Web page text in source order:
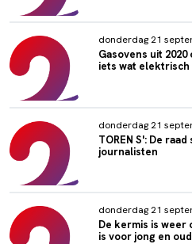
donderdag 21
Gasovens uit
iets wat elektrisch
donderdag 21
TOREN S': De
journalisten
donderdag 21
De kermis is weer
is voor jong en